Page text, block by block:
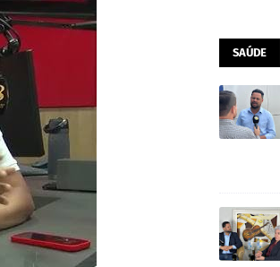
SAÚDE